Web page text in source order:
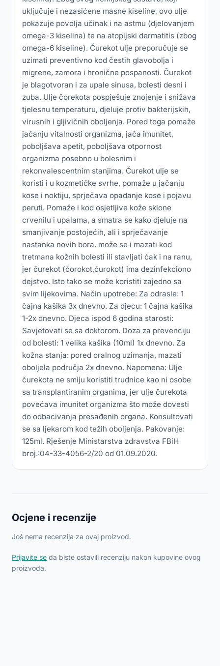
uključuje i nezasićene masne kiseline, ovo ulje
pokazuje povolja učinak i na astmu (djelovanjem
omega-3 kiselina) te na atopijski dermatitis (zbog
omega-6 kiseline). Čurekot ulje preporučuje se
uzimati preventivno kod čestih glavobolja i
migrene, zamora i hronične pospanosti. Čurekot
je blagotvoran i za upale sinusa, bolesti desni i
zuba. Ulje čorekota pospješuje znojenje i snižava
tjelesnu temperaturu, djeluje protiv bakterijskih,
virusnih i gljivičnih oboljenja. Pored toga pomaže
jačanju vitalnosti organizma, jača imunitet,
poboljšava apetit, poboljšava otpornost
organizma posebno u bolesnim i
rekonvalescentnim stanjima. Čurekot ulje se
koristi i u kozmetičke svrhe, pomaže u jačanju
kose i noktiju, sprječava opadanje kose i pojavu
peruti. Pomaže i kod osjetljive kože sklone
crvenilu i upalama, a smatra se kako djeluje na
smanjivanje postojećih, ali i sprječavanje
nastanka novih bora. može se i mazati kod
tretmana kožnih bolesti ili stavljati čak i na ranu,
jer čurekot (čorokot,čurokot) ima dezinfekciono
dejstvo. Isto tako se može koristiti zajedno sa
svim lijekovima. Način upotrebe: Za odrasle: 1
čajna kašika 3x dnevno. Za djecu: 1 čajna kašika
1-2x dnevno. Djeca ispod 6 godina starosti:
Savjetovati se sa doktorom. Doza za prevenciju
od bolesti: 1 velika kašika (10ml) 1x dnevno. Za
kožna stanja: pored oralnog uzimanja, mazati
oboljela područja 2x dnevno. Napomena: Ulje
čurekota ne smiju koristiti trudnice kao ni osobe
sa transplantiranim organima, jer ulje čurekota
povećava imunitet organizma što može dovesti
do odbacivanja presađenih organa. Konsultovati
se sa ljekarom kod težih oboljenja. Pakovanje:
125ml. Rješenje Ministarstva zdravstva FBiH
broj.:04-33-4056-2/20 od 01.09.2020.
Ocjene i recenzije
Još nema recenzija za ovaj proizvod.
Prijavite se da biste ostavili recenziju nakon kupovine ovog
proizvoda.